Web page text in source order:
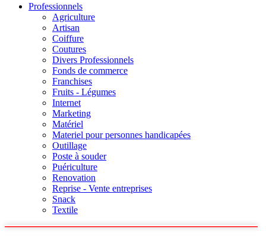
Professionnels
Agriculture
Artisan
Coiffure
Coutures
Divers Professionnels
Fonds de commerce
Franchises
Fruits - Légumes
Internet
Marketing
Matériel
Materiel pour personnes handicapées
Outillage
Poste à souder
Puériculture
Renovation
Reprise - Vente entreprises
Snack
Textile